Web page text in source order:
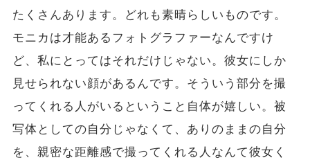
たくさんあります。どれも素晴らしいものです。
モニカは才能あるフォトグラファーなんですけ
ど、私にとってはそれだけじゃない。彼女にしか
見せられない顔があるんです。そういう部分を撮
ってくれる人がいるということ自体が嬉しい。被
写体としての自分じゃなくて、ありのままの自分
を、親密な距離感で撮ってくれる人なんて彼女く